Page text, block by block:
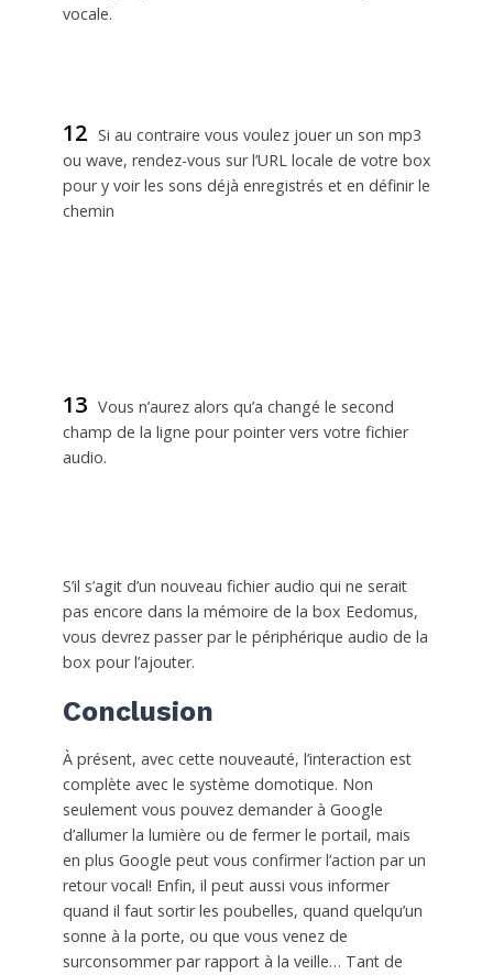
vocale.
12 Si au contraire vous voulez jouer un son mp3
ou wave, rendez-vous sur l’URL locale de votre box
pour y voir les sons déjà enregistrés et en définir le
chemin
13 Vous n’aurez alors qu’a changé le second
champ de la ligne pour pointer vers votre fichier
audio.
S’il s’agit d’un nouveau fichier audio qui ne serait
pas encore dans la mémoire de la box Eedomus,
vous devrez passer par le périphérique audio de la
box pour l’ajouter.
Conclusion
À présent, avec cette nouveauté, l’interaction est
complète avec le système domotique. Non
seulement vous pouvez demander à Google
d’allumer la lumière ou de fermer le portail, mais
en plus Google peut vous confirmer l’action par un
retour vocal! Enfin, il peut aussi vous informer
quand il faut sortir les poubelles, quand quelqu’un
sonne à la porte, ou que vous venez de
surconsommer par rapport à la veille… Tant de